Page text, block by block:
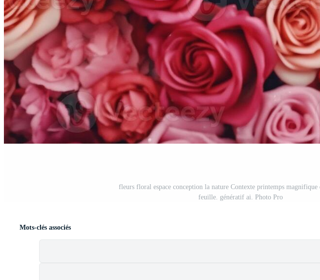
fleurs floral espace conception la nature Contexte printemps
feuille. génératif ai. Photo Pro
Mots-clés associés